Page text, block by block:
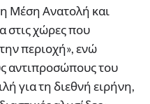
Μέση Ανατολή και
στις χώρες που
περιοχή», ενώ
αντιπροσώπους του
για τη διεθνή ειρήνη,